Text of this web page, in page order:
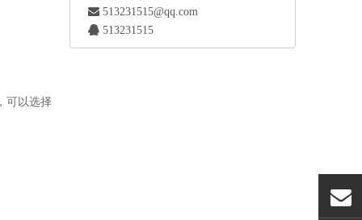
可以选择
 513231515@qq.com
 513231515